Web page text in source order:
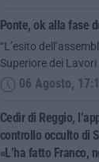
Ponte, ok alla fase
“L’esito
Superiore dei
06 Agosto,
Cedir di Reggio,
controllo occulto di
«L’ha fatto Franco,